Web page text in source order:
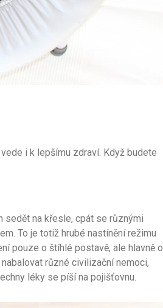
i k lepšímu zdraví. Když budete
sedět na křesle, cpát se různými
To je totiž hrubé nastínění režimu
pouze o štíhlé postavě, ale hlavně o
různé civilizační nemoci,
léky se píší na pojišťovnu.